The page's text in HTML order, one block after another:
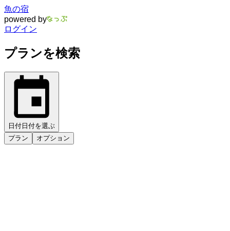
魚の宿
powered by
ログイン
プランを検索
日付 日付を選ぶ
プラン
オプション